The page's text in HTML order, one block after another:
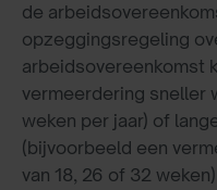
de
opzeggingsregeling
arbeidsovereenkomst
vermeerdering sneller
weken per jaar) of
(bijvoorbeeld een
van 18, 26 of 32